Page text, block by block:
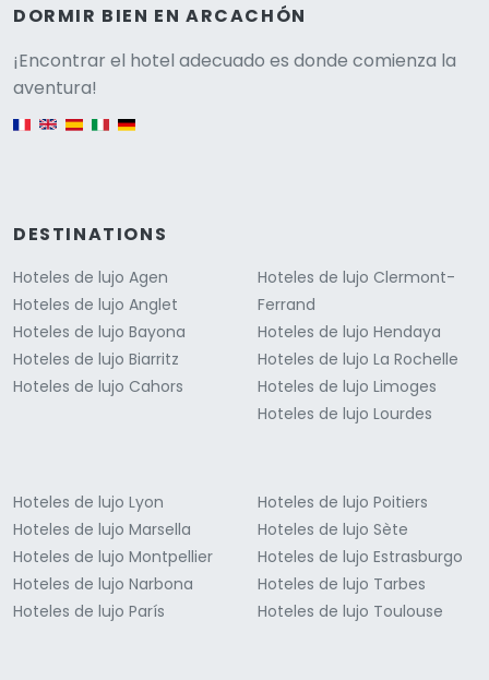
DORMIR BIEN EN ARCACHÓN
¡Encontrar el hotel adecuado es donde comienza la
aventura!
DESTINATIONS
Hoteles de lujo Agen
Hoteles de lujo Anglet
Hoteles de lujo Bayona
Hoteles de lujo Biarritz
Hoteles de lujo Cahors
Hoteles de lujo Clermont-
Ferrand
Hoteles de lujo Hendaya
Hoteles de lujo La Rochelle
Hoteles de lujo Limoges
Hoteles de lujo Lourdes
Hoteles de lujo Lyon
Hoteles de lujo Marsella
Hoteles de lujo Montpellier
Hoteles de lujo Narbona
Hoteles de lujo París
Hoteles de lujo Poitiers
Hoteles de lujo Sète
Hoteles de lujo Estrasburgo
Hoteles de lujo Tarbes
Hoteles de lujo Toulouse